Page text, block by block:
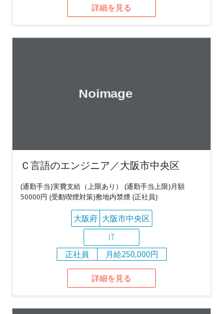
詳細を見る
Ｃ言語のエンジニア／大阪市中央区
(通勤手当)実費支給（上限あり） (通勤手当上限)月額
50000円 (受動喫煙対策)敷地内禁煙 (正社員)
大阪府 大阪市中央区
IT
正社員
月給250,000円
詳細を見る